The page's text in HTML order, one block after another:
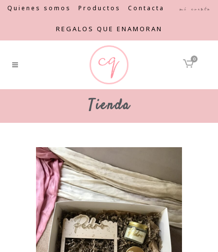
Quienes somos Productos Contacta Mi cuenta
REGALOS QUE ENAMORAN
0
Tienda